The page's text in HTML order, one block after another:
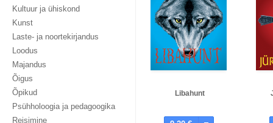
Kultuur ja ühiskond
Kunst
Laste- ja noortekirjandus
Loodus
Majandus
Õigus
Õpikud
Psühholoogia ja pedagoogika
Reisimine
Libahunt